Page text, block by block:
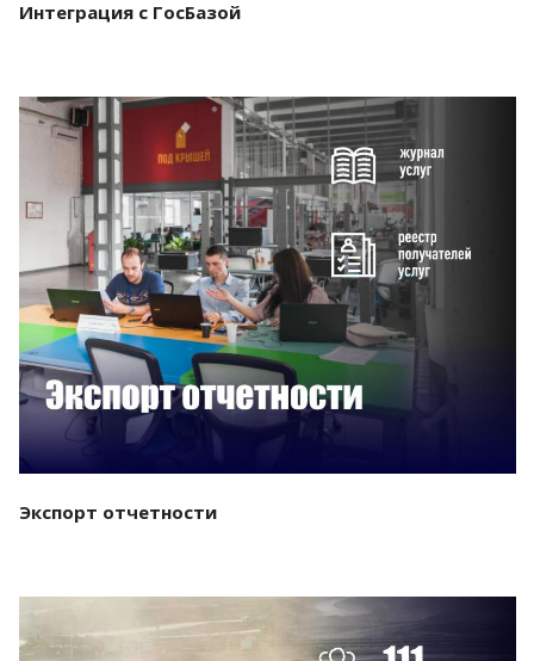
Интеграция с ГосБазой
Смотреть проект
Экспорт отчетности